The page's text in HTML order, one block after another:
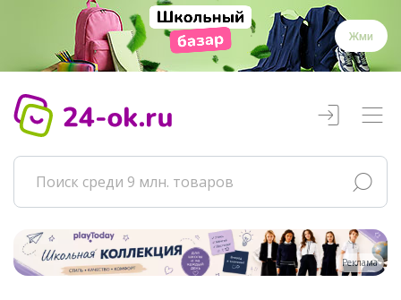
Жми
Реклама